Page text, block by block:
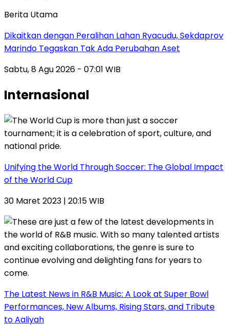
Berita Utama
Dikaitkan dengan Peralihan Lahan Ryacudu, Sekdaprov
Marindo Tegaskan Tak Ada Perubahan Aset
Sabtu, 8 Agu 2026 - 07:01 WIB
Internasional
Unifying the World Through Soccer: The Global Impact
of the World Cup
30 Maret 2023 | 20:15 WIB
The Latest News in R&B Music: A Look at Super Bowl
Performances, New Albums, Rising Stars, and Tribute
to Aaliyah